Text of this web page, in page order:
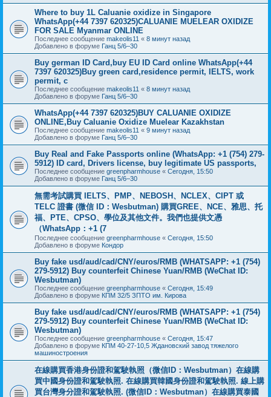
Where to buy 1L Caluanie oxidize in Singapore
WhatsApp(+44 7397 620325)CALUANIE MUELEAR OXIDIZE
FOR SALE Myanmar ONLINE
Последнее сообщение makeolis11 « 8 минут назад
Добавлено в форуме Ганц 5/6–30
Buy german ID Card,buy EU ID Card online WhatsApp(+44
7397 620325)Buy green card,residence permit, IELTS, work
permit, c
Последнее сообщение makeolis11 « 8 минут назад
Добавлено в форуме Ганц 5/6–30
WhatsApp(+44 7397 620325)BUY CALUANIE OXIDIZE
ONLINE,Buy Caluanie Oxidize Muelear Kazakhstan
Последнее сообщение makeolis11 « 9 минут назад
Добавлено в форуме Ганц 5/6–30
Buy Real and Fake Passports online (WhatsApp: +1 (754) 279-
5912) ID card, Drivers license, buy legitimate US passports,
Последнее сообщение greenpharmhouse « Сегодня, 15:50
Добавлено в форуме Ганц 5/6–30
無需考試購買 IELTS、PMP、NEBOSH、NCLEX、CIPT 或
TELC 證書 (微信 ID：Wesbutman) 購買GREE、NCE、雅思、托
福、PTE、CPSO、學位及其他文件。我們也提供文憑
（WhatsApp：+1 (7
Последнее сообщение greenpharmhouse « Сегодня, 15:50
Добавлено в форуме Кондор
Buy fake usd/aud/cad/CNY/euros/RMB (WHATSAPP: +1 (754)
279-5912) Buy counterfeit Chinese Yuan/RMB (WeChat ID:
Wesbutman)
Последнее сообщение greenpharmhouse « Сегодня, 15:49
Добавлено в форуме КПМ 32/5 ЗПТО им. Кирова
Buy fake usd/aud/cad/CNY/euros/RMB (WHATSAPP: +1 (754)
279-5912) Buy counterfeit Chinese Yuan/RMB (WeChat ID:
Wesbutman)
Последнее сообщение greenpharmhouse « Сегодня, 15:47
Добавлено в форуме КПМ 40-27-10,5 Ждановский завод тяжелого
машиностроения
在線購買香港身份證和駕駛執照（微信ID：Wesbutman）在線購
買中國身份證和駕駛執照. 在線購買韓國身份證和駕駛執照. 線上購
買台灣身分證和駕駛執照. (微信ID：Wesbutman）在線購買泰國